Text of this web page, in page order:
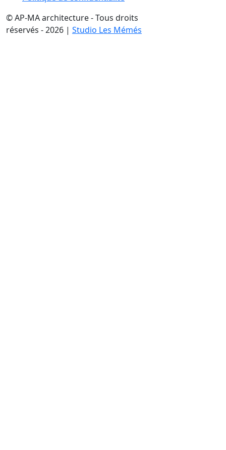
© AP-MA architecture - Tous droits
réservés - 2026 | Studio Les Mémés